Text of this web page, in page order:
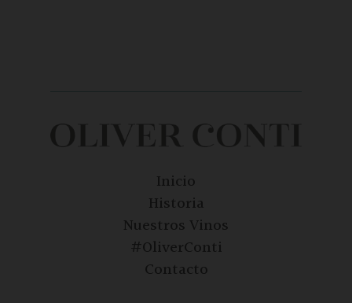
Inicio
Historia
Nuestros Vinos
#OliverConti
Contacto